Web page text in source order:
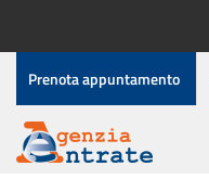
contenuto
Menu
di
servizio
Prenota appuntamento